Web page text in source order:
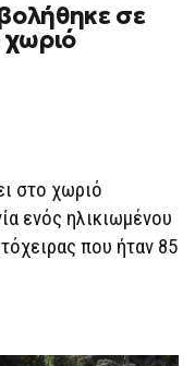
σε
χωριό
στο χωριό
ενός ηλικιωμένου
που ήταν 85